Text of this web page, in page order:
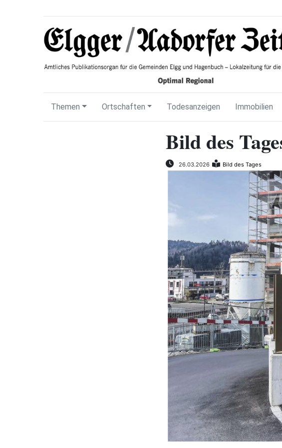
Themen Ortschaften Todesanzeigen Immobilien
Bild des
26.03.2026 Bild des Tages